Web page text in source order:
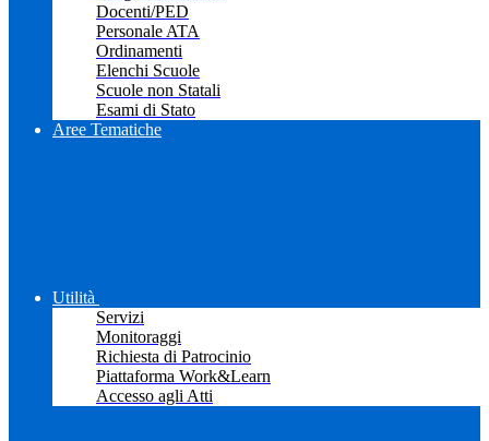
Docenti/PED
Personale ATA
Ordinamenti
Elenchi Scuole
Scuole non Statali
Esami di Stato
Aree Tematiche
Utilità
Servizi
Monitoraggi
Richiesta di Patrocinio
Piattaforma Work&Learn
Accesso agli Atti